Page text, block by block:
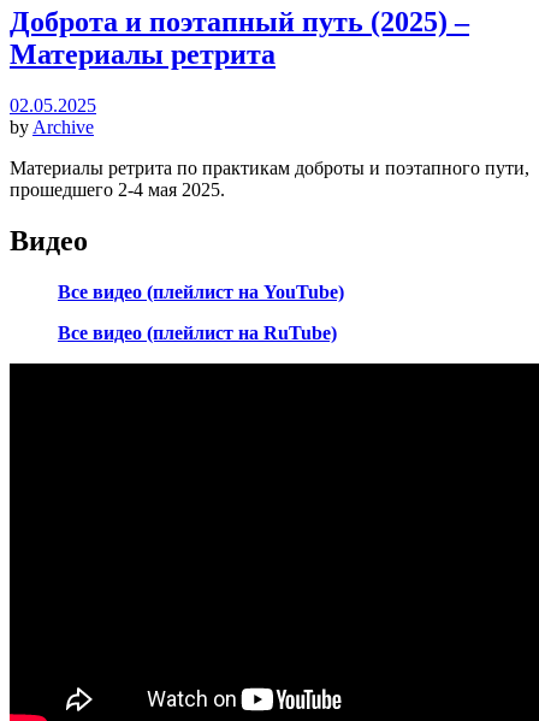
Доброта и поэтапный путь (2025) –
Материалы ретрита
02.05.2025
by Archive
Материалы ретрита по практикам доброты и поэтапного пути,
прошедшего 2-4 мая 2025.
Видео
Все видео (плейлист на YouTube)
Все видео (плейлист на RuTube)